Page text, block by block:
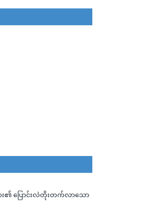
း၏ ပြောင်းလဲတိုးတက်လာသော